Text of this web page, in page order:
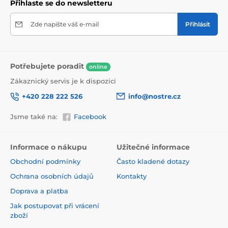
Použitá tisková metoda je ekologická, a proto jsou
přísné normy a mají VOC i GREENGUARD GOLD
certifikaci. Navíc jsou bez obsahu PVC a lepidlo je na
Přihlaste se do newsletteru
Zde napište váš e-mail Přihlásit
Potřebujete poradit online
Zákaznický servis je k dispozici
+420 228 222 526
info@nostre.cz
Jsme také na: Facebook
Informace o nákupu
Obchodní podmínky
Ochrana osobních údajů
Doprava a platba
Jak postupovat při vrácení
zboží
Užitečné informace
Často kladené dotazy
Kontakty